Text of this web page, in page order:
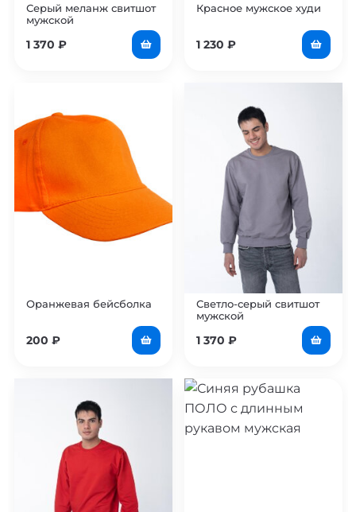
Серый меланж свитшот
мужской
1 370 ₽
Красное мужское худи
1 230 ₽
Оранжевая бейсболка
200 ₽
Светло-серый свитшот
мужской
1 370 ₽